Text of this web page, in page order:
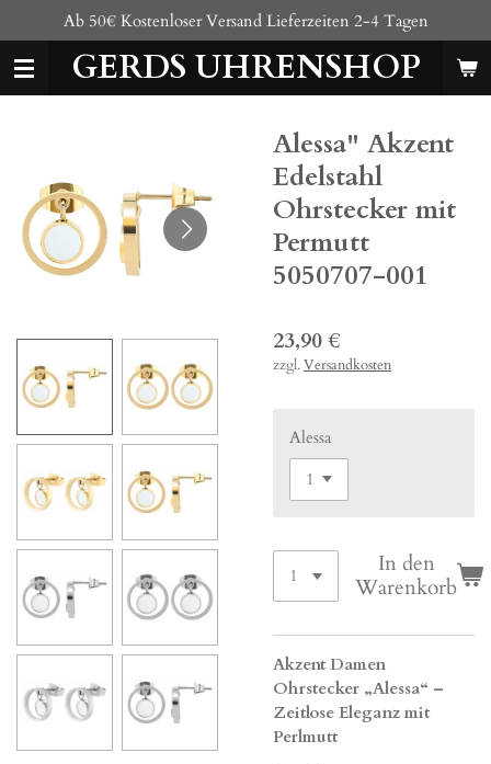
Hauptinhalt
springenGERDS UHRENSHOP
Ab 50€ Kostenloser Versand Lieferzeiten 2-4 Tagen
Alessa" Akzent
Edelstahl
Ohrstecker mit
Permutt
5050707-001
23,90 €
zzgl.Versandkosten
Alessa
In den
Warenkorb
Akzent Damen
Ohrstecker „Alessa“ –
Zeitlose Eleganz mit
Perlmutt